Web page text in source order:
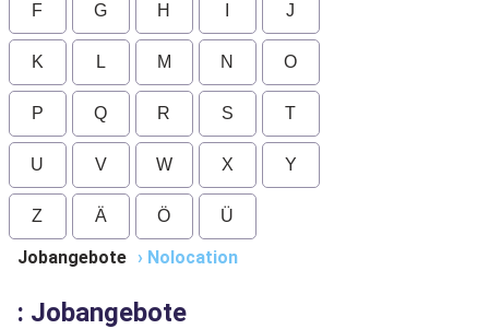
F G H J
K L M N O
P Q R S T
U V W X Y
Z Ä Ö Ü
Jobangebote › Nolocation
: Jobangebote